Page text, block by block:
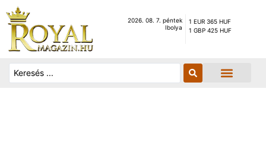
2026. 08. 7. péntek
Ibolya
1 EUR 365 HUF
1 GBP 425 HUF